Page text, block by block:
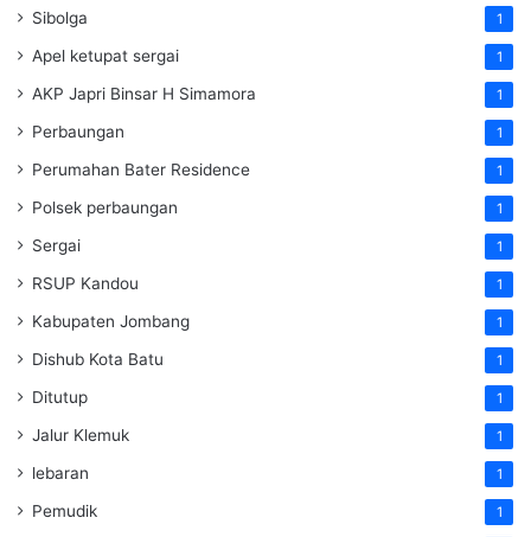
Sibolga 1
Apel ketupat sergai 1
AKP Japri Binsar H Simamora 1
Perbaungan 1
Perumahan Bater Residence 1
Polsek perbaungan 1
Sergai 1
RSUP Kandou 1
Kabupaten Jombang 1
Dishub Kota Batu 1
Ditutup 1
Jalur Klemuk 1
lebaran 1
Pemudik 1